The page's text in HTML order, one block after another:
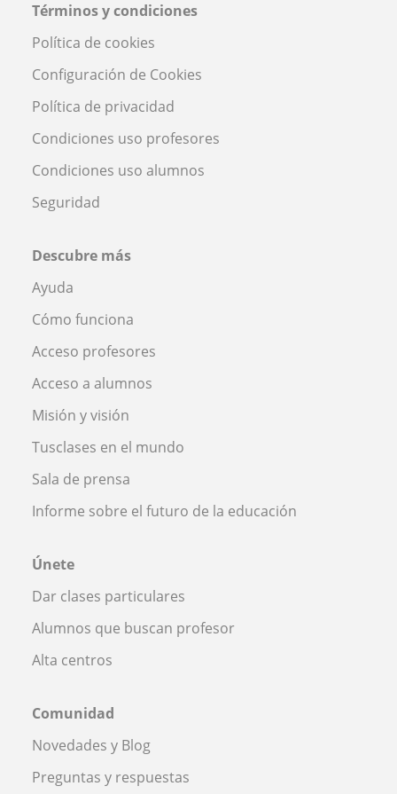
Términos y condiciones
Política de cookies
Configuración de Cookies
Política de privacidad
Condiciones uso profesores
Condiciones uso alumnos
Seguridad
Descubre más
Ayuda
Cómo funciona
Acceso profesores
Acceso a alumnos
Misión y visión
Tusclases en el mundo
Sala de prensa
Informe sobre el futuro de la educación
Únete
Dar clases particulares
Alumnos que buscan profesor
Alta centros
Comunidad
Novedades y Blog
Preguntas y respuestas